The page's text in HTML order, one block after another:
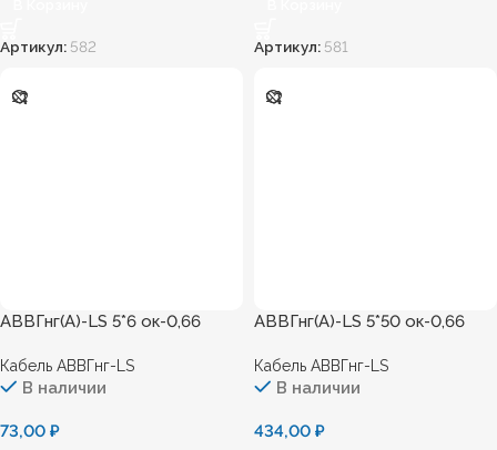
Артикул: 582 Артикул: 581
АВВГнг(А)-LS 5*6 ок-0,66
Кабель АВВГнг-LS
В наличии
73,00 ₽
АВВГнг(А)-LS 5*50 ок-0,66
Кабель АВВГнг-LS
В наличии
434,00 ₽